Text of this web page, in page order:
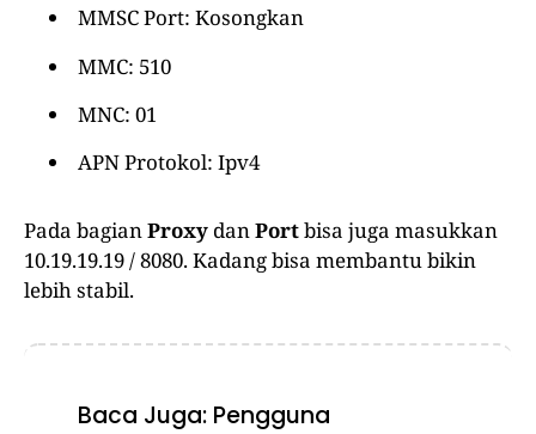
MMSC Port: Kosongkan
MMC: 510
MNC: 01
APN Protokol: Ipv4
Pada bagianProxy danPortbisa juga masukkan
10.19.19.19 / 8080. Kadang bisa membantu bikin
lebih stabil.
Baca Juga: Pengguna